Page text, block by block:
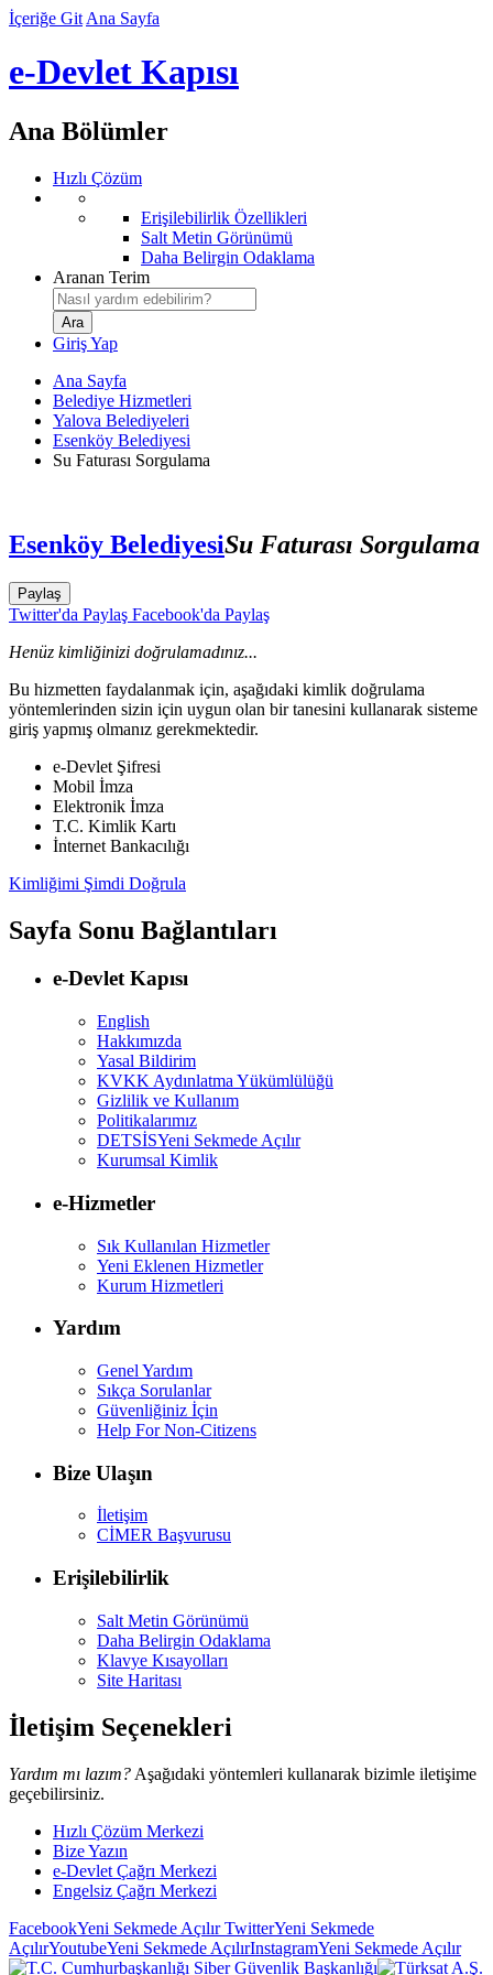
İçeriğe Git Ana Sayfa
e-Devlet Kapısı
Ana Bölümler
Hızlı Çözüm
Erişilebilirlik Özellikleri
Salt Metin Görünümü
Daha Belirgin Odaklama
Aranan Terim
Giriş Yap
Ana Sayfa
Belediye Hizmetleri
Yalova Belediyeleri
Esenköy Belediyesi
Su Faturası Sorgulama
Esenköy BelediyesiSu Faturası Sorgulama
Paylaş
Twitter'da Paylaş Facebook'da Paylaş
Henüz kimliğinizi doğrulamadınız...
Bu hizmetten faydalanmak için, aşağıdaki kimlik doğrulama
yöntemlerinden sizin için uygun olan bir tanesini kullanarak sisteme
giriş yapmış olmanız gerekmektedir.
e-Devlet Şifresi
Mobil İmza
Elektronik İmza
T.C. Kimlik Kartı
İnternet Bankacılığı
Kimliğimi Şimdi Doğrula
Sayfa Sonu Bağlantıları
e-Devlet Kapısı
English
Hakkımızda
Yasal Bildirim
KVKK Aydınlatma Yükümlülüğü
Gizlilik ve Kullanım
Politikalarımız
DETSİSYeni Sekmede Açılır
Kurumsal Kimlik
e-Hizmetler
Sık Kullanılan Hizmetler
Yeni Eklenen Hizmetler
Kurum Hizmetleri
Yardım
Genel Yardım
Sıkça Sorulanlar
Güvenliğiniz İçin
Help For Non-Citizens
Bize Ulaşın
İletişim
CİMER Başvurusu
Erişilebilirlik
Salt Metin Görünümü
Daha Belirgin Odaklama
Klavye Kısayolları
Site Haritası
İletişim Seçenekleri
Yardım mı lazım? Aşağıdaki yöntemleri kullanarak bizimle iletişime
geçebilirsiniz.
Hızlı Çözüm Merkezi
Bize Yazın
e-Devlet Çağrı Merkezi
Engelsiz Çağrı Merkezi
FacebookYeni Sekmede AçılırTwitterYeni Sekmede
AçılırYoutubeYeni Sekmede AçılırInstagramYeni Sekmede Açılır